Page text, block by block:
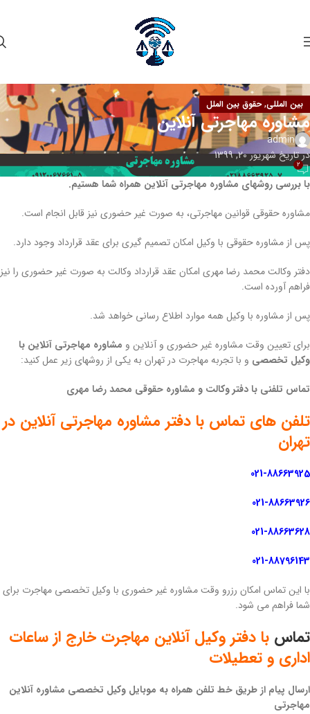
بین المللی,حقوق بین الملل
مشاوره مهاجرتی آنلاین
admin
در تاریخ شهریور 20, 1399
2
با بررسی روشهای مشاوره مهاجرتی آنلاین همراه شما هستیم.
مشاوره حقوقی قوانین مهاجرتی، به صورت غیر حضوری نیز قابل انجام است.
پس از مشاوره حقوقی با وکیل امکان تصمیم گیری برای عقد قرارداد وجود دارد.
دفتر وکالت محمد رضا مهری امکان عقد قرارداد وکالت به صورت غیر حضوری را نیز
فراهم آورده است.
پس از مشاوره با وکیل همه موارد اطلاع رسانی خواهد شد.
برای تعیین وقت مشاوره غیر حضوری و آنلاین و مشاوره مهاجرتی آنلاین با
وکیل تخصصی و با تجربه مهاجرت در تهران به یکی از روشهای زیر عمل کنید:
تماس تلفنی با دفتر وکالت و مشاوره حقوقی محمد رضا مهری
تلفن های تماس با دفتر مشاوره مهاجرتی آنلاین در
تهران
021-88663925
021-88663926
021-88663628
021-88796143
با این تماس امکان رزرو وقت مشاوره غیر حضوری با وکیل تخصصی مهاجرت برای
شما فراهم می شود.
تماس با دفتر وکیل آنلاین مهاجرت خارج از ساعات
اداری و تعطیلات
ارسال پیام از طریق خط تلفن همراه به موبایل وکیل تخصصی مشاوره آنلاین
مهاجرتی